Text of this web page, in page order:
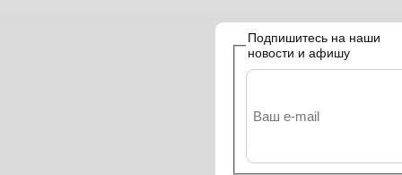
Подпишитесь на наши
новости и афишу